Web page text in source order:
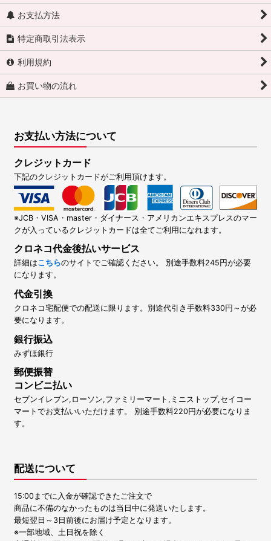
お支払方法
特定商取引法表示
利用規約
お買い物の流れ
お支払い方法について
クレジットカード
下記のクレジットカードがご利用頂けます。
※JCB・VISA・master・ダイナース・アメリカンエキスプレスのマー
クが入っているクレジットカードは全てご利用になれます。
クロネコ代金後払いサービス
詳細はこちらのサイトでご確認ください。 別途手数料245円が必要
になります。
代金引換
クロネコ宅配便での配送に限ります。別途代引き手数料330円～が必
要になります。
銀行振込
みずほ銀行
郵便振替
コンビニ払い
セブンイレブン,ローソン,ファミリーマート,ミニストップ,セイコー
マートでお支払いいただけます。 別途手数料220円が必要になりま
す。
配送について
15:00までに入金が確認できたご注文で
商品に不備のなかったものは当日中に発送いたします。
最短翌日～3日前後にお届け予定となります。
※一部地域、土日祝を除く